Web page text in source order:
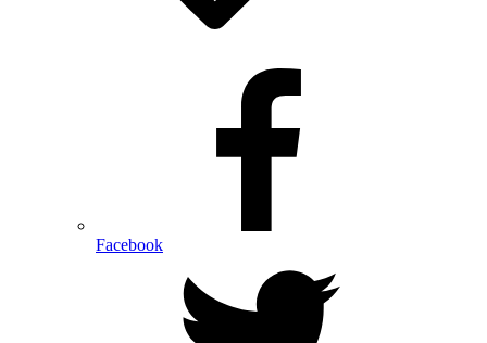
Facebook